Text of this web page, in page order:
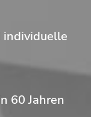
individuelle
60 Jahren